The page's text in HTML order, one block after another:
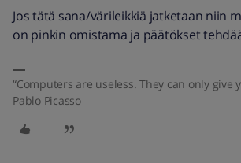
Jos tätä sana/värileikkiä jatketaan niin
on pinkin omistama ja päätökset
“Computers are useless. They can only give
Pablo Picasso